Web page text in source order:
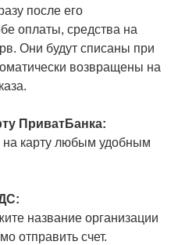
после его
оплаты, средства на
Они будут списаны при
возвращены на
ПриватБанка:
на карту любым удобным
название организации
отправить счет.